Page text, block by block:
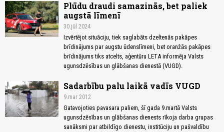
Plūdu draudi samazinās, bet paliek
augstā līmenī
30.jūl 2024
Izvērtējot situāciju, tiek saglabāts dzeltenās pakāpes
brīdinājums par augstu ūdenslīmeni, bet oranžās pakāpes
brīdinājums tiks atcelts, aģentūru LETA informēja Valsts
ugunsdzēsības un glābšanas dienestā (VUGD).
Sadarbību palu laikā vadīs VUGD
9.mar 2012
Gatavojoties pavasara paliem, šī gada 9.martā Valsts
ugunsdzēsības un glābšanas dienests rīkoja darba grupas
sanāksmi par atbildīgo dienestu, institūciju un pašvaldību